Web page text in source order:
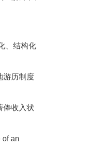
、结构化
游历制度
俸收入状
of an